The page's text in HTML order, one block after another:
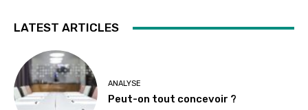
LATEST ARTICLES
ANALYSE
Peut-on tout concevoir ?